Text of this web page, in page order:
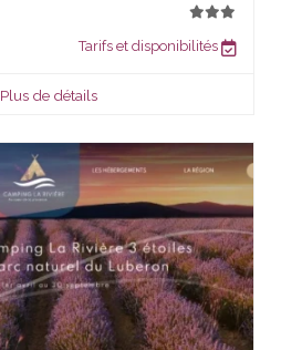
Tarifs et disponibilités
Plus de détails